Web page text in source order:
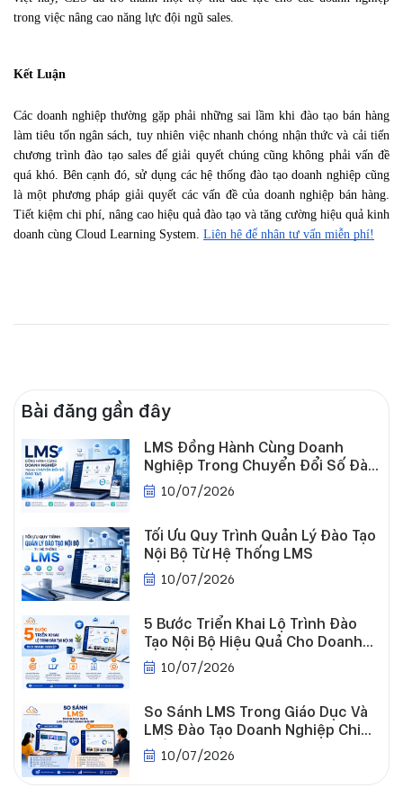
Tuyển
dụng
trong việc nâng cao năng lực đội ngũ sales.
Kết Luận
Các doanh nghiệp thường gặp phải những sai lầm khi đào tạo bán hàng
làm tiêu tốn ngân sách, tuy nhiên việc nhanh chóng nhận thức và cải tiến
chương trình đào tạo sales để giải quyết chúng cũng không phải vấn đề
quá khó. Bên cạnh đó, sử dụng các hệ thống đào tạo doanh nghiệp cũng
là một phương pháp giải quyết các vấn đề của doanh nghiệp bán hàng.
Tiết kiệm chi phí, nâng cao hiệu quả đào tạo và tăng cường hiệu quả kinh
doanh cùng Cloud Learning System. Liên hệ để nhận tư vấn miễn phí!
Bài đăng gần đây
LMS Đồng Hành Cùng Doanh
Nghiệp Trong Chuyển Đổi Số Đào
Tạo10/07/2026
Tối Ưu Quy Trình Quản Lý Đào Tạo
Nội Bộ Từ Hệ Thống LMS
10/07/2026
5 Bước Triển Khai Lộ Trình Đào
Tạo Nội Bộ Hiệu Quả Cho Doanh
Nghiệp
10/07/2026
So Sánh LMS Trong Giáo Dục Và
LMS Đào Tạo Doanh Nghiệp Chi
Tiết10/07/2026